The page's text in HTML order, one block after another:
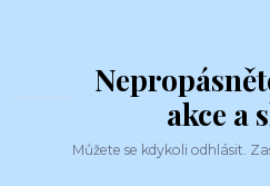
akce a
Můžete se kdykoli odhlásit.